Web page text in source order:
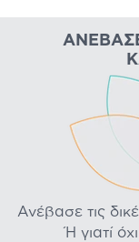
Ανέβασε τις
Ή γιατί